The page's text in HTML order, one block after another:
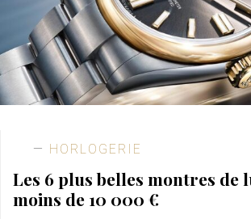
HORLOGERIE
Les 6 plus belles montres de
moins de 10 000 €